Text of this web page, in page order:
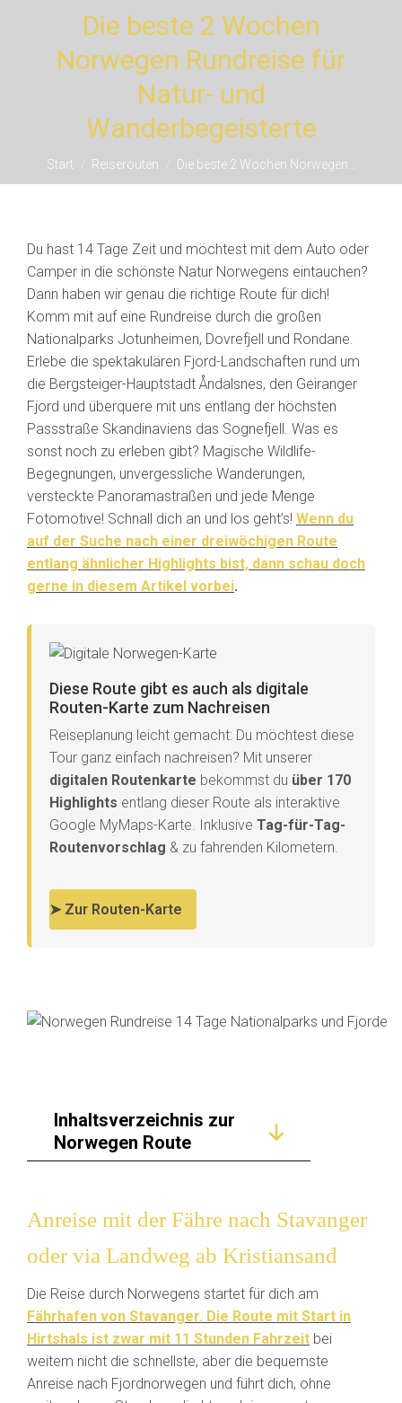
Die beste 2 Wochen
Norwegen Rundreise für
Natur- und
Wanderbegeisterte
Sie befinden sich hier:
Start Reiserouten Die beste 2 Wochen Norwegen…
Du hast 14 Tage Zeit und möchtest mit dem Auto oder
Camper in die schönste Natur Norwegens eintauchen?
Dann haben wir genau die richtige Route für dich!
Komm mit auf eine Rundreise durch die großen
Nationalparks Jotunheimen, Dovrefjell und Rondane.
Erlebe die spektakulären Fjord-Landschaften rund um
die Bergsteiger-Hauptstadt Åndalsnes, den Geiranger
Fjord und überquere mit uns entlang der höchsten
Passstraße Skandinaviens das Sognefjell. Was es
sonst noch zu erleben gibt? Magische Wildlife-
Begegnungen, unvergessliche Wanderungen,
versteckte Panoramastraßen und jede Menge
Fotomotive! Schnall dich an und los geht’s! Wenn du
auf der Suche nach einer dreiwöchigen Route
entlang ähnlicher Highlights bist, dann schau doch
gerne in diesem Artikel vorbei.
Diese Route gibt es auch als digitale
Routen-Karte zum Nachreisen
Reiseplanung leicht gemacht: Du möchtest diese
Tour ganz einfach nachreisen? Mit unserer
digitalen Routenkarte bekommst du über 170
Highlights entlang dieser Route als interaktive
Google MyMaps-Karte. Inklusive Tag-für-Tag-
Routenvorschlag & zu fahrenden Kilometern.
➤ Zur Routen-Karte
Inhaltsverzeichnis zur
Norwegen Route
Anreise mit der Fähre nach Stavanger
oder via Landweg ab Kristiansand
Die Reise durch Norwegens startet für dich am
Fährhafen von Stavanger. Die Route mit Start in
Hirtshals ist zwar mit 11 Stunden Fahrzeit bei
weitem nicht die schnellste, aber die bequemste
Anreise nach Fjordnorwegen und führt dich, ohne